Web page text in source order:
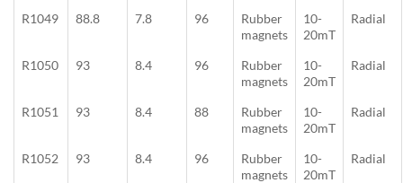
R1049 88.8 7.8 96
Rubber
magnets
10-
20mT
Radial
R1050 93 8.4 96
Rubber
magnets
10-
20mT
Radial
R1051 93 8.4 88
Rubber
magnets
10-
20mT
Radial
R1052 93 8.4 96
Rubber
magnets
10-
20mT
Radial